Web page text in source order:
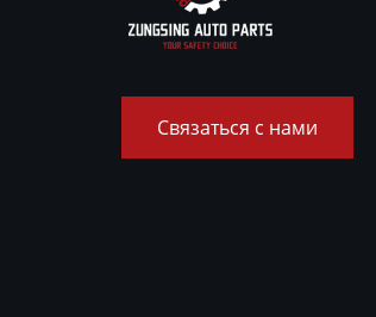
Связаться с нами